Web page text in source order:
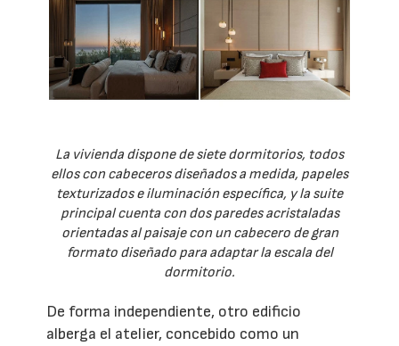
La vivienda dispone de siete dormitorios, todos
ellos con cabeceros diseñados a medida, papeles
texturizados e iluminación específica, y la suite
principal cuenta con dos paredes acristaladas
orientadas al paisaje con un cabecero de gran
formato diseñado para adaptar la escala del
dormitorio.
De forma independiente, otro edificio
alberga el atelier, concebido como un